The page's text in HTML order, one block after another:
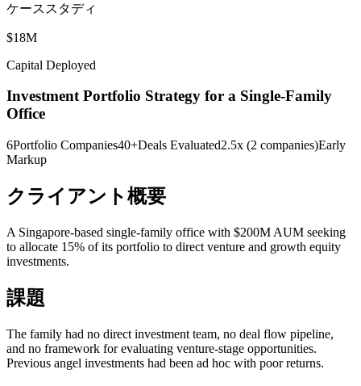
ケーススタディ
$18M
Capital Deployed
Investment Portfolio Strategy for a Single-Family
Office
6Portfolio Companies40+Deals Evaluated2.5x (2 companies)Early
Markup
クライアント概要
A Singapore-based single-family office with $200M AUM seeking
to allocate 15% of its portfolio to direct venture and growth equity
investments.
課題
The family had no direct investment team, no deal flow pipeline,
and no framework for evaluating venture-stage opportunities.
Previous angel investments had been ad hoc with poor returns.